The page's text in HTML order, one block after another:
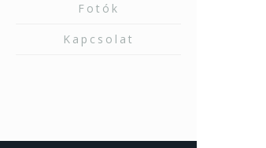
Fotók
Kapcsolat